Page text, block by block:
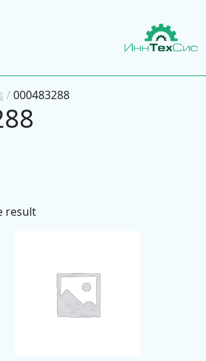
/000483288
result